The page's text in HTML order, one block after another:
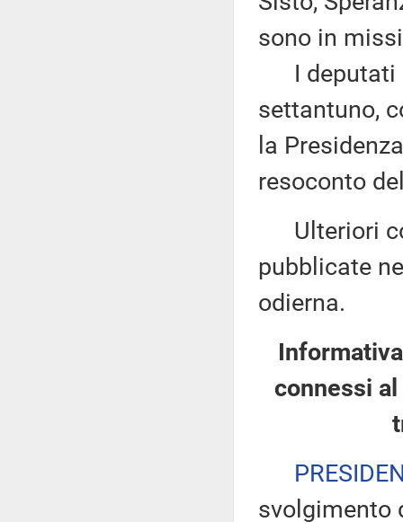
sono in
I deputati
settantuno,
la
resoconto
Ulteriori
pubblicate
odierna.
connessi
svolgimento